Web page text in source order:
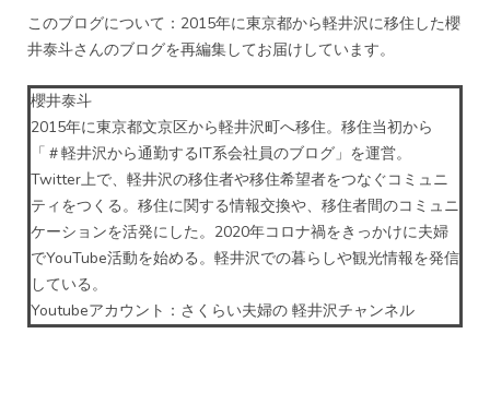
このブログについて：2015年に東京都から軽井沢に移住した櫻
井泰斗さんのブログを再編集してお届けしています。
櫻井泰斗
2015年に東京都文京区から軽井沢町へ移住。移住当初から
「＃軽井沢から通勤するIT系会社員のブログ」を運営。
Twitter上で、軽井沢の移住者や移住希望者をつなぐコミュニ
ティをつくる。移住に関する情報交換や、移住者間のコミュニ
ケーションを活発にした。2020年コロナ禍をきっかけに夫婦
でYouTube活動を始める。軽井沢での暮らしや観光情報を発信
している。
Youtubeアカウント： さくらい夫婦の 軽井沢チャンネル